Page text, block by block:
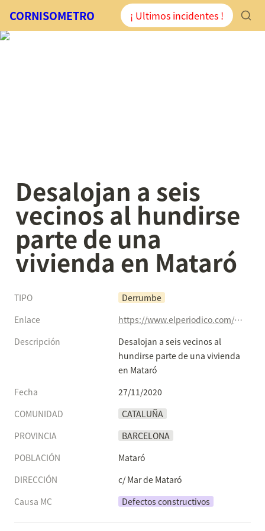
CORNISOMETRO ¡ Ultimos incidentes !
Desalojan a seis
vecinos al hundirse
parte de una
vivienda en Mataró
TIPO
Derrumbe
Enlace
https://www.elperiodico.com/es/mataro/20201127/desalojan-a-seis-vecinos-al-hundirse-parte-de-una-vivienda-en-mataro-8224648
Descripción
Desalojan a seis vecinos al
hundirse parte de una vivienda
en Mataró
Fecha
27/11/2020
COMUNIDAD
CATALUÑA
PROVINCIA
BARCELONA
POBLACIÓN
Mataró
DIRECCIÓN
c/ Mar de Mataró
Causa MC
Defectos constructivos